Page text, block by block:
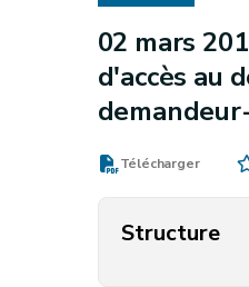
02 mars
d'accès au
Télécharger
Structure